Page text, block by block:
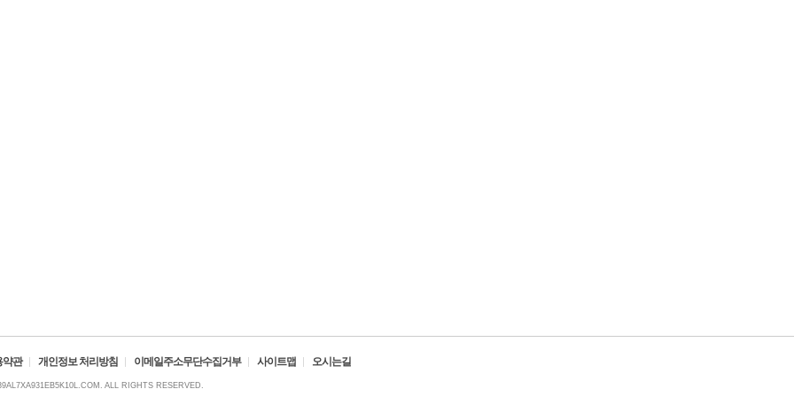
약관 개인정보 처리방침 이메일주소무단수집거부 사이트맵 오시는길
ALL RIGHTS RESERVED.